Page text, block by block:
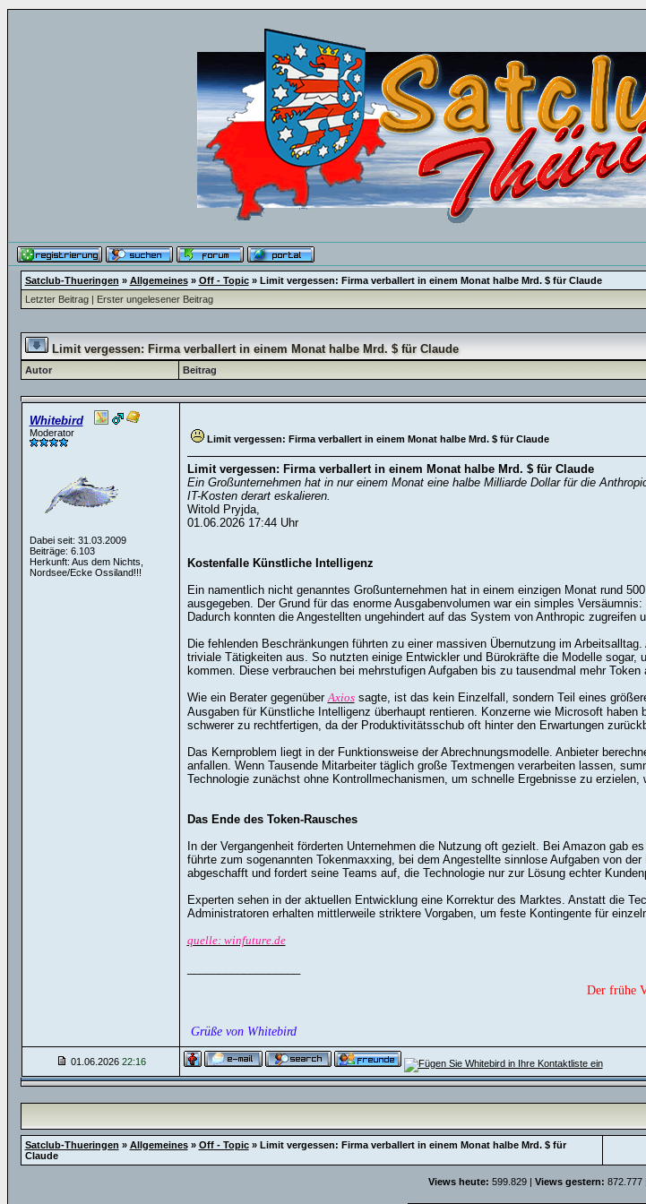
Satclub-Thueringen » Allgemeines» Off - Topic» Limit vergessen: Firma verballert in einem Monat halbe Mrd. $ für Claude
Letzter Beitrag| Erster ungelesener Beitrag
Limit vergessen: Firma verballert in einem Monat halbe Mrd. $ für Claude
Autor Beitrag
Whitebird
Moderator
Dabei seit: 31.03.2009
Beiträge: 6.103
Herkunft: Aus dem Nichts,
Nordsee/Ecke Ossiland!!!
Limit vergessen: Firma verballert in einem Monat halbe Mrd. $ für Claude
Limit vergessen: Firma verballert in einem Monat halbe Mrd. $ für Claude
Ein Großunternehmen hat in nur einem Monat eine halbe Milliarde Dollar für die
IT-Kosten derart eskalieren.
Witold Pryjda,
01.06.2026 17:44 Uhr
Kostenfalle Künstliche Intelligenz
Ein namentlich nicht genanntes Großunternehmen hat in einem einzigen Monat rund
ausgegeben. Der Grund für das enorme Ausgabenvolumen war ein simples
Dadurch konnten die Angestellten ungehindert auf das System von Anthropic zugreifen
Die fehlenden Beschränkungen führten zu einer massiven Übernutzung im
triviale Tätigkeiten aus. So nutzten einige Entwickler und Bürokräfte die Modelle
kommen. Diese verbrauchen bei mehrstufigen Aufgaben bis zu tausendmal mehr Token
Wie ein Berater gegenüberAxiossagte, ist das kein Einzelfall, sondern Teil eines
Ausgaben für Künstliche Intelligenz überhaupt rentieren. Konzerne wie Microsoft
schwerer zu rechtfertigen, da der Produktivitätsschub oft hinter den Erwartungen
Das Kernproblem liegt in der Funktionsweise der Abrechnungsmodelle. Anbieter
anfallen. Wenn Tausende Mitarbeiter täglich große Textmengen verarbeiten lassen,
Technologie zunächst ohne Kontrollmechanismen, um schnelle Ergebnisse zu
Das Ende des Token-Rausches
In der Vergangenheit förderten Unternehmen die Nutzung oft gezielt. Bei Amazon gab
führte zum sogenannten Tokenmaxxing, bei dem Angestellte sinnlose Aufgaben von
abgeschafft und fordert seine Teams auf, die Technologie nur zur Lösung echter
Experten sehen in der aktuellen Entwicklung eine Korrektur des Marktes. Anstatt die
Administratoren erhalten mittlerweile striktere Vorgaben, um feste Kontingente für
quelle: winfuture.de
Der frühe
Grüße von Whitebird
01.06.2026 22:16
Satclub-Thueringen » Allgemeines» Off - Topic» Limit vergessen: Firma verballert in einem Monat halbe Mrd. $ für
Claude
Views heute: 599.829 | Views gestern: 872.777 |